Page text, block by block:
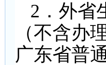
2 ．外
（不含办
广东省普